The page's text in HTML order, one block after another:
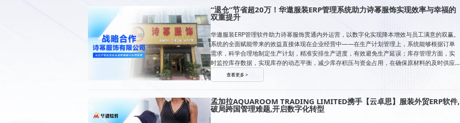
“退仓”节省超20万！华遨服装ERP管理系统助力诗幂服饰实现效率与幸福的
双重提升
华遨服装ERP管理软件助力诗幂服饰贯通内外运营，以数字化实现降本增效与员工满意的双赢。
系统的全面赋能带来的效益直接体现在企业经营中——在生产计划管理上，系统能够根据订单
需求，科学合理地制定生产计划，精准安排生产进度，有效避免生产延误；库存管理方面，实
时监控库存数据，实现库存的动态平衡，减少库存积压与资金占用，在确保原材料的及时供应
前提下，不再需要囤积面辅料，从而降低仓库、厂房租赁面积，直接每年节省超20万的租金费
用。
查看更多 >
孟加拉AQUAROOM TRADING LIMITED携手【云卓思】服装外贸ERP软件,
破局跨国管理难题,开启数字化转型